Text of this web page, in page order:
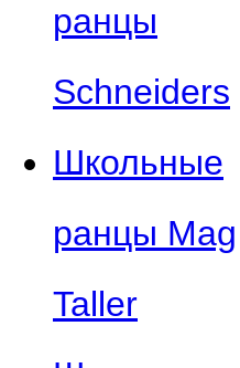
ранцы
Schneiders
Школьные
ранцы Mag
Taller